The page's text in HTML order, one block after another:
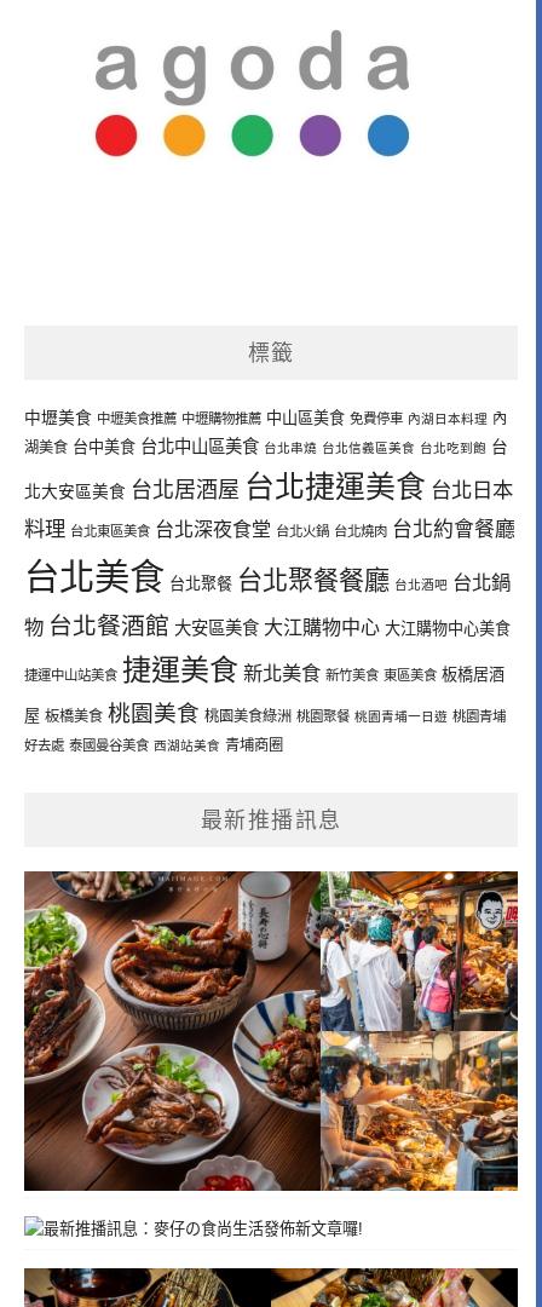
標籤
中壢美食 中壢美食推薦 中壢購物推薦 中山區美食 免費停車 內湖日本料理 內
湖美食 台中美食 台北中山區美食 台北串燒 台北信義區美食 台北吃到飽 台
北大安區美食 台北居酒屋 台北捷運美食 台北日本
料理 台北東區美食 台北深夜食堂 台北火鍋 台北燒肉 台北約會餐廳
台北美食 台北聚餐 台北聚餐餐廳 台北酒吧 台北鍋
物 台北餐酒館 大安區美食 大江購物中心 大江購物中心美食
捷運中山站美食 捷運美食 新北美食 新竹美食 東區美食 板橋居酒
屋 板橋美食 桃園美食 桃園美食綠洲 桃園聚餐 桃園青埔一日遊 桃園青埔
好去處 泰國曼谷美食 西湖站美食 青埔商圈
最新推播訊息